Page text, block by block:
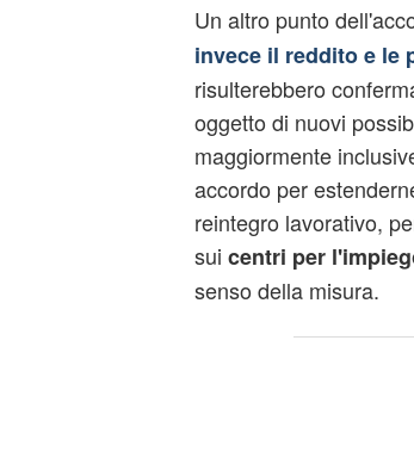
Un altro punto
invece il reddito e le
risulterebbero
oggetto di nuovi
maggiormente
accordo per
reintegro lavorativo,
sui centri per
senso della misura.